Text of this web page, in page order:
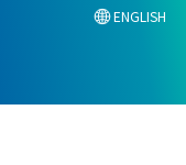
ENGLISH